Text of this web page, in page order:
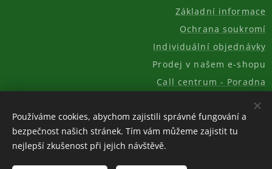
Základní informace
Ochrana soukromí
Individuální objednávky
Prodej v našem e-shopu
Call centrum - Poradna
© 2011-2026, AKC REAL GROUP s.r.o.
Používáme cookies, abychom zajistili správné fungování a
bezpečnost našich stránek. Tím vám můžeme zajistit tu
nejlepší zkušenost při jejich návštěvě.